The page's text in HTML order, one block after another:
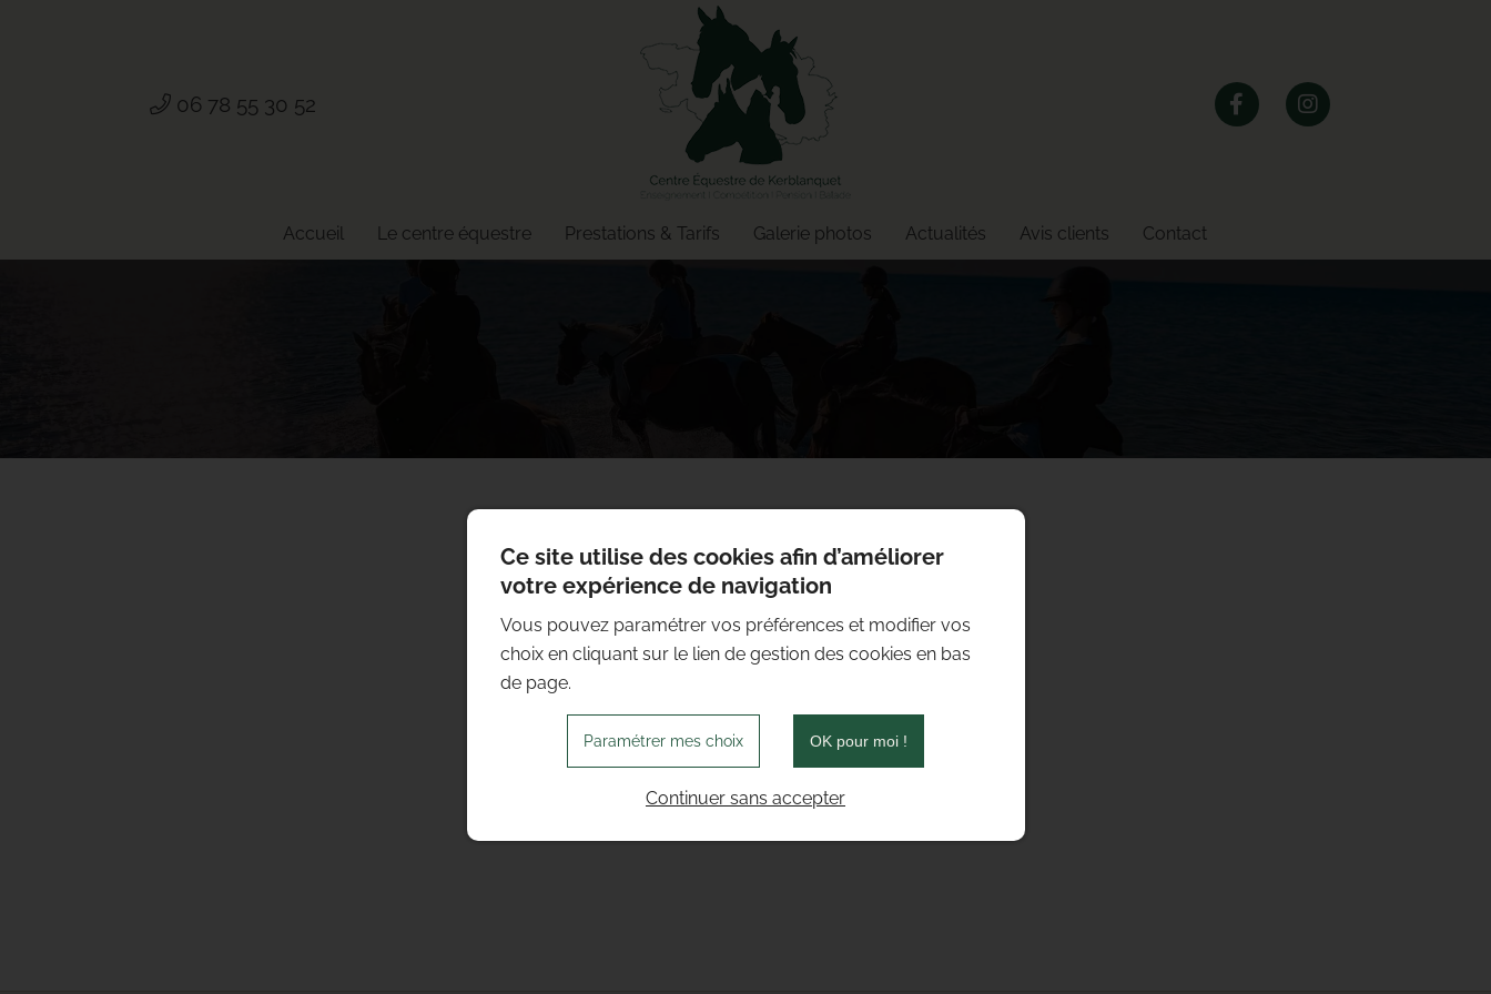
06 78 55 30 52
Accueil Le centre équestre Prestations & Tarifs Galerie photos Actualités Avis clients Contact
Ce site utilise des cookies afin d’améliorer
votre expérience de navigation
Vous pouvez paramétrer vos préférences et modifier vos
choix en cliquant sur le lien de gestion des cookies en bas
de page.
Paramétrer mes choix OK pour moi !
Continuer sans accepter